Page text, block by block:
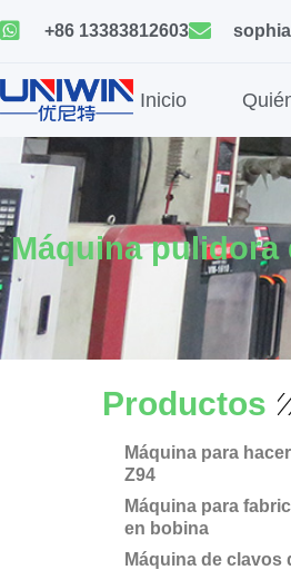
al
+86 13383812603
Inicio
Máquina pulidora
Productos
Máquina para
Z94
Máquina para
en bobina
Máquina de clavos